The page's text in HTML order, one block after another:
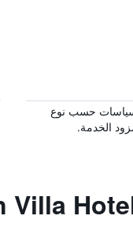
حسب نوع
الخدمة.